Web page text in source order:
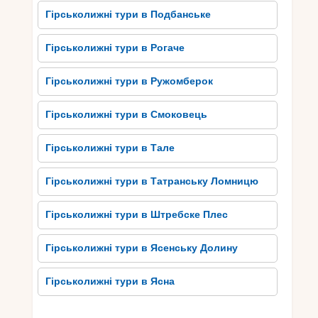
Культурна спадщина
Словаччини: замки, церкви
та музеї
У Словаччині велика культурна спадщина, яка
включає в себе багато цікавих об’єктів. Одним з
найбільш захоплюючих аспектів є замки, церкви
та музеї. Замки Словаччини приваблюють
туристів своєю маєстатичною архітектурою та
багатою історією.
Наприклад, Боємський замок у місті Лейбах є
одним з найвпливовіших середньовічних замків
у Словаччині і пропонує захоплюючий огляд
історичного минулого регіону. Крім того,
Словаччина славиться своїми величними
церквами, які представляють різноманітні
архітектурні стилі. Наприклад, Свято-
Гірськолижні тури в Подбанське
Гірськолижні тури в Рогаче
Гірськолижні тури в Ружомберок
Гірськолижні тури в Смоковець
Гірськолижні тури в Тале
Гірськолижні тури в Татранську Ломницю
Гірськолижні тури в Штребске Плес
Гірськолижні тури в Ясенську Долину
Гірськолижні тури в Ясна